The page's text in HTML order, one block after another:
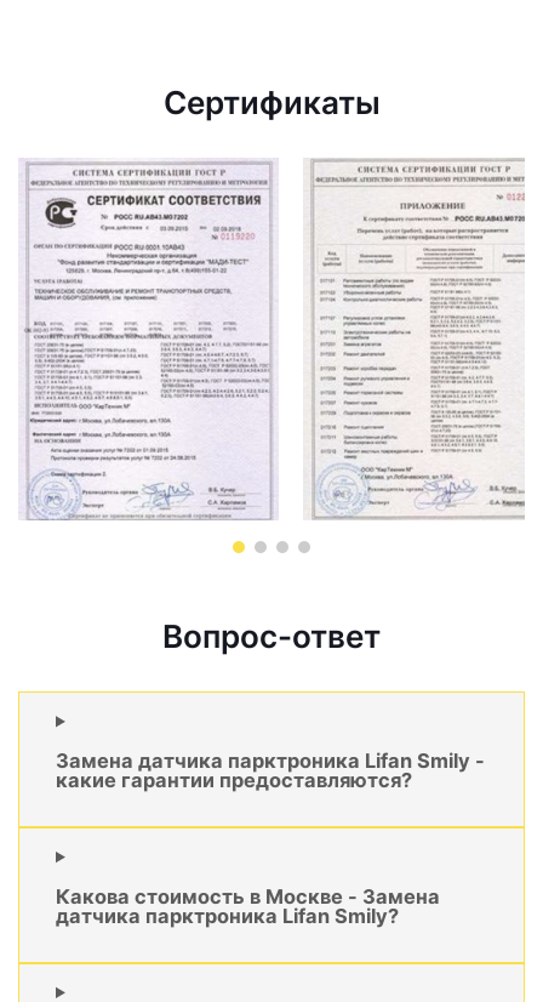
Сертификаты
Вопрос-ответ
Замена датчика парктроника Lifan Smily -
какие гарантии предоставляются?
Какова стоимость в Москве - Замена
датчика парктроника Lifan Smily?